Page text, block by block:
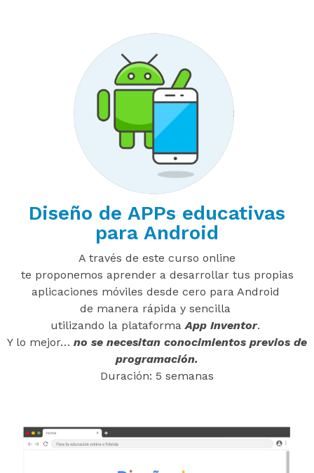
Diseño de APPs educativas
para Android
A través de este curso online
te proponemos aprender a desarrollar tus propias
aplicaciones móviles desde cero para Android
de manera rápida y sencilla
utilizando la plataformaApp Inventor.
Y lo mejor… no se necesitan conocimientos previos de
programación.
Duración: 5 semanas